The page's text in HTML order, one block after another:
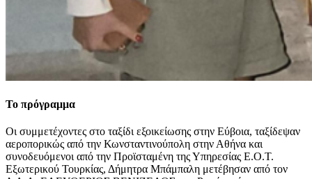
Το πρόγραμμα
Οι συμμετέχοντες στο ταξίδι εξοικείωσης στην Εύβοια, ταξίδεψαν
αεροπορικώς από την Κωνσταντινούπολη στην Αθήνα και
συνοδευόμενοι από την Προϊσταμένη της Υπηρεσίας Ε.Ο.Τ.
Εξωτερικού Τουρκίας, Δήμητρα Μπάμπαλη μετέβησαν από τον